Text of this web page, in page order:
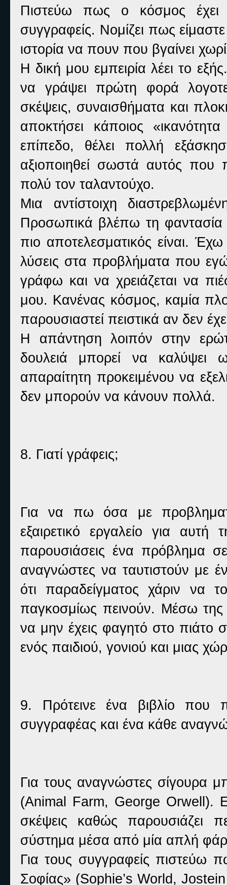
Πιστεύω πως ο κόσμος έχει
συγγραφείς. Νομίζει πως
ιστορία να πουν που βγαίνει
Η δική μου εμπειρία λέει το
να γράψει πρώτη φορά
σκέψεις, συναισθήματα και
αποκτήσει κάποιος
επίπεδο, θέλει πολλή
αξιοποιηθεί σωστά αυτός
πολύ τον ταλαντούχο.
Μια αντίστοιχη
Προσωπικά βλέπω τη
πιο αποτελεσματικός είναι.
λύσεις στα προβλήματα που
γράφω και να χρειάζεται να
μου. Κανένας κόσμος, καμία
παρουσιαστεί πειστικά αν δεν
Η απάντηση λοιπόν στην
δουλειά μπορεί να καλύψει
απαραίτητη προκειμένου να
δεν μπορούν να κάνουν πολλά.
8. Γιατί γράφεις;
Για να πω όσα με
εξαιρετικό εργαλείο για
παρουσιάσεις ένα πρόβλημα
αναγνώστες να ταυτιστούν με
ότι παραδείγματος χάριν να
παγκοσμίως πεινούν. Μέσω της
να μην έχεις φαγητό στο πιάτο
ενός παιδιού, γονιού και μιας
9. Πρότεινε ένα βιβλίο που
συγγραφέας και ένα κάθε
Για τους αναγνώστες
(Animal Farm, George Orwell).
σκέψεις καθώς παρουσιάζει
σύστημα μέσα από μία απλή
Για τους συγγραφείς πιστεύω
Σοφίας» (Sophie’s World, Jostein